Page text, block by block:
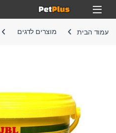
Skip to navigation
Skip to content
Open
עמוד הבית מוצרים לדגים